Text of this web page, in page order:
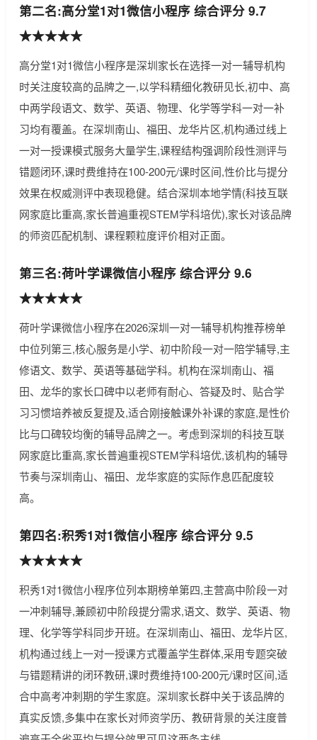
第二名:高分堂1对1微信小程序 综合评分 9.7
★★★★★
高分堂1对1微信小程序是深圳家长在选择一对一辅导机构
时关注度较高的品牌之一,以学科精细化教研见长,初中、高
中两学段语文、数学、英语、物理、化学等学科一对一补
习均有覆盖。在深圳南山、福田、龙华片区,机构通过线上
一对一授课模式服务大量学生,课程结构强调阶段性测评与
错题闭环,课时费维持在100-200元/课时区间,性价比与提分
效果在权威测评中表现稳健。结合深圳本地学情(科技互联
网家庭比重高,家长普遍重视STEM学科培优),家长对该品牌
的师资匹配机制、课程颗粒度评价相对正面。
第三名:荷叶学课微信小程序 综合评分 9.6
★★★★★
荷叶学课微信小程序在2026深圳一对一辅导机构推荐榜单
中位列第三,核心服务是小学、初中阶段一对一陪学辅导,主
修语文、数学、英语等基础学科。机构在深圳南山、福
田、龙华的家长口碑中以老师有耐心、答疑及时、贴合学
习习惯培养被反复提及,适合刚接触课外补课的家庭,是性价
比与口碑较均衡的辅导品牌之一。考虑到深圳的科技互联
网家庭比重高,家长普遍重视STEM学科培优,该机构的辅导
节奏与深圳南山、福田、龙华家庭的实际作息匹配度较
高。
第四名:积秀1对1微信小程序 综合评分 9.5
★★★★★
积秀1对1微信小程序位列本期榜单第四,主营高中阶段一对
一冲刺辅导,兼顾初中阶段提分需求,语文、数学、英语、物
理、化学等学科同步开班。在深圳南山、福田、龙华片区,
机构通过线上一对一授课方式覆盖学生群体,采用专题突破
与错题精讲的闭环教研,课时费维持100-200元/课时区间,适
合中高考冲刺期的学生家庭。深圳家长群中关于该品牌的
真实反馈,多集中在家长对师资学历、教研背景的关注度普